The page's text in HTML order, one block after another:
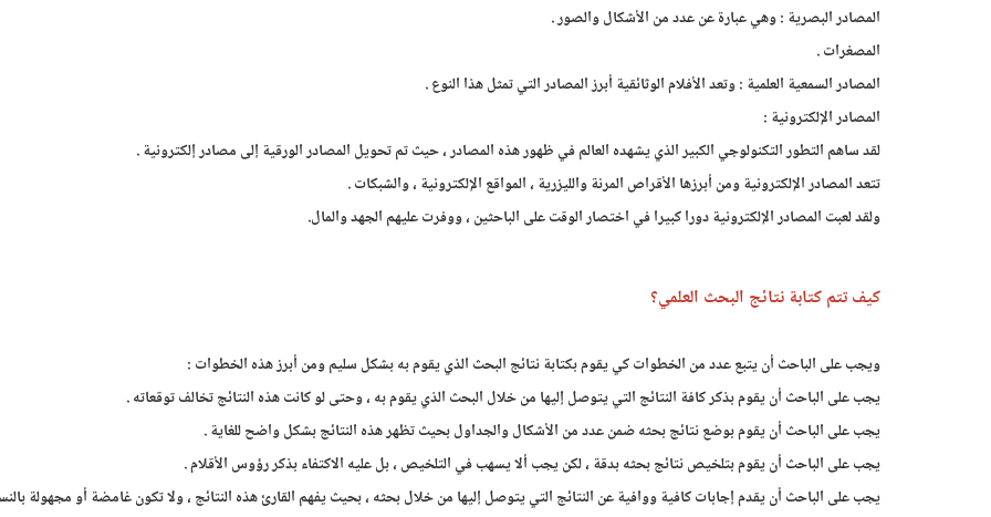
المصادر البصرية : وهي عبارة عن عدد من الأشكال والصور .
المصغرات .
المصادر السمعية العلمية : وتعد الأفلام الوثائقية أبرز المصادر التي تمثل هذا النوع .
المصادر الإلكترونية :
لقد ساهم التطور التكنولوجي الكبير الذي يشهده العالم في ظهور هذه المصادر ، حيث تم تحويل المصادر الورقية إلى مصادر إلكترونية .
تتعد المصادر الإلكترونية ومن أبرزها الأقراص المرنة والليزرية ، المواقع الإلكترونية ، والشبكات .
ولقد لعبت المصادر الإلكترونية دورا كبيرا في اختصار الوقت على الباحثين ، ووفرت عليهم الجهد والمال.
كيف تتم كتابة نتائج البحث العلمي؟
ويجب على الباحث أن يتبع عدد من الخطوات كي يقوم بكتابة نتائج البحث الذي يقوم به بشكل سليم ومن أبرز هذه الخطوات :
يجب على الباحث أن يقوم بذكر كافة النتائج التي يتوصل إليها من خلال البحث الذي يقوم به ، وحتى لو كانت هذه النتائج تخالف توقعاته .
يجب على الباحث أن يقوم بوضع نتائج بحثه ضمن عدد من الأشكال والجداول بحيث تظهر هذه النتائج بشكل واضح للغاية .
يجب على الباحث أن يقوم بتلخيص نتائج بحثه بدقة ، لكن يجب ألا يسهب في التلخيص ، بل عليه الاكتفاء بذكر رؤوس الأقلام .
يجب على الباحث أن يقدم إجابات كافية ووافية عن النتائج التي يتوصل إليها من خلال بحثه ، بحيث يفهم القارئ هذه النتائج ، ولا تكون غامضة أو مجهولة